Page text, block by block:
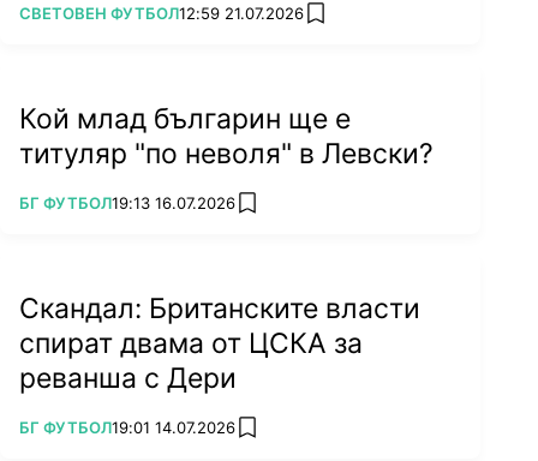
ПОВЕЧЕ ОТ
СВЕТОВЕН ФУТБОЛ12:59 21.07.2026 add favorites
Кой млад българин ще е
титуляр "по неволя" в Левски?
ПОВЕЧЕ ОТ
БГ ФУТБОЛ19:13 16.07.2026 add favorites
Скандал: Британските власти
спират двама от ЦСКА за
реванша с Дери
ПОВЕЧЕ ОТ
БГ ФУТБОЛ19:01 14.07.2026 add favorites